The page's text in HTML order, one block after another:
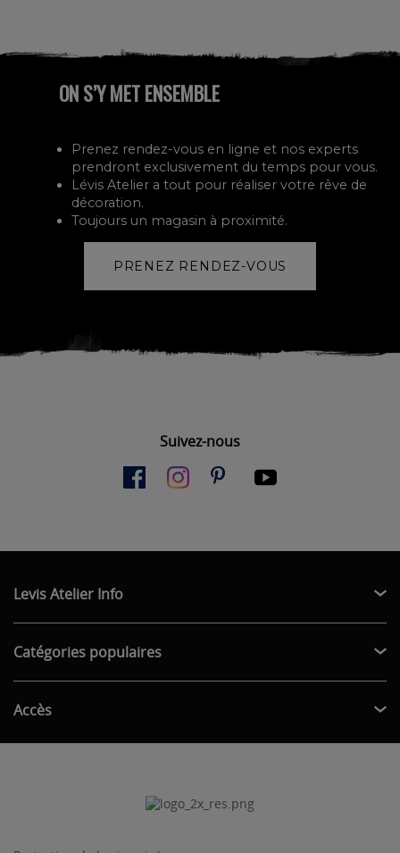
ON S’Y MET ENSEMBLE
Prenez rendez-vous en ligne et nos experts
prendront exclusivement du temps pour vous.
Lévis Atelier a tout pour réaliser votre rêve de
décoration.
Toujours un magasin à proximité.
PRENEZ RENDEZ-VOUS
Suivez-nous
Levis Atelier Info
Catégories populaires
Accès